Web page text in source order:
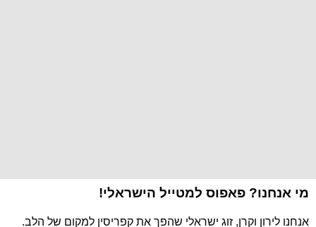
מי אנחנו? פאפוס למטייל הישראלי!
אנחנו לירון וקרן, זוג ישראלי שהפך את קפריסין למקום של הלב.